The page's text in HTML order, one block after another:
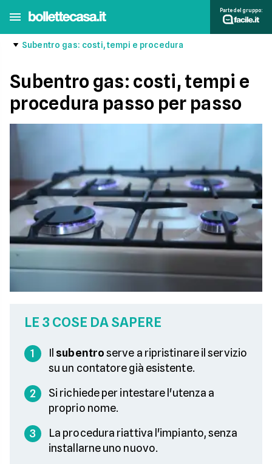
Parte del gruppo:
Subentro gas: costi, tempi e procedura
Subentro gas: costi, tempi e
procedura passo per passo
LE 3 COSE DA SAPERE
1 Il subentroserve a ripristinare il servizio
su un contatore già esistente.
2
Si richiede per intestare l'utenza a
proprio nome.
3
La procedura riattiva l'impianto, senza
installarne uno nuovo.